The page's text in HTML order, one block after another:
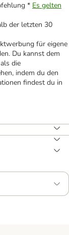
* Es gelten
der letzten 30
für eigene
Du kannst dem
die
indem du den
findest du in